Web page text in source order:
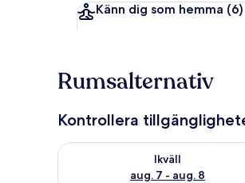
Känn dig som hemma (6)
Rumsalternativ
Kontrollera
Ikväll
aug. 7 - aug. 8
Kontrollera tillgängligheten för